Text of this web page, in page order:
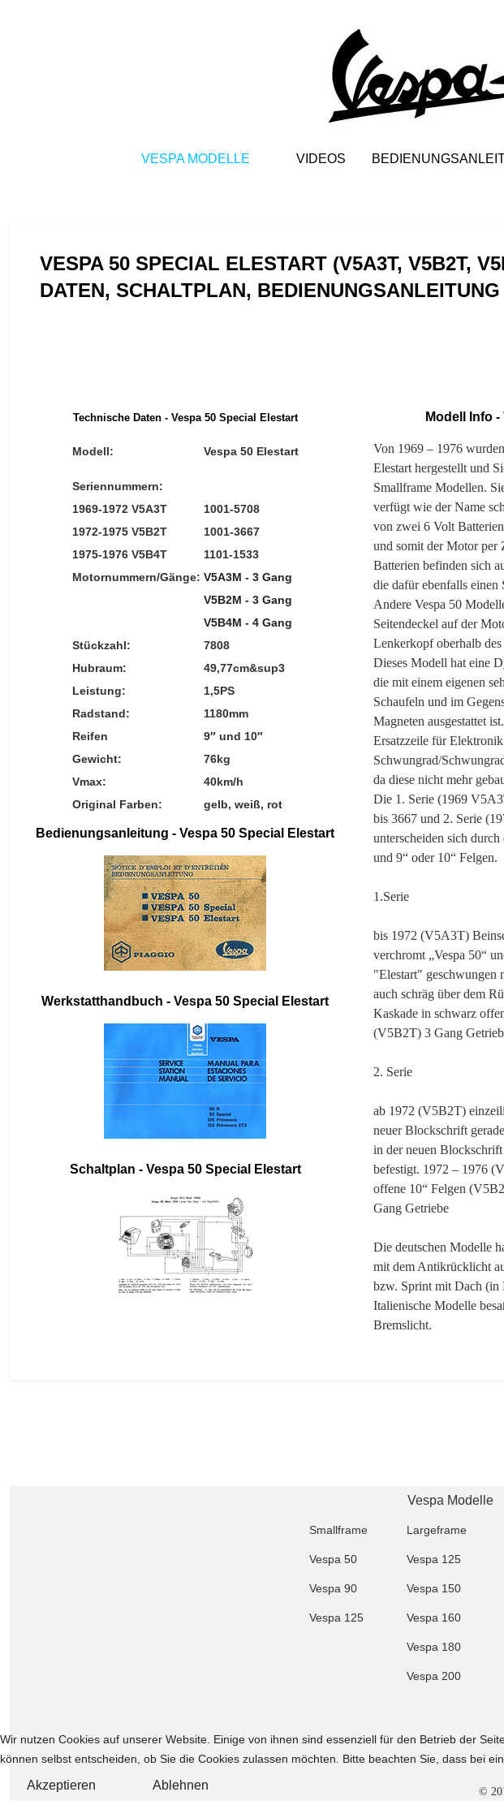
VESPA MODELLE VIDEOS
VESPA 50 SPECIAL ELESTART (V5A3T, V5B2T,
DATEN, SCHALTPLAN,
Technische Daten - Vespa 50 Special Elestart
Modell: Vespa 50 Elestart
Seriennummern:
1969-1972 V5A3T
1001-5708
1972-1975 V5B2T
1001-3667
1975-1976 V5B4T
1101-1533
Motornummern/Gänge: V5A3M - 3 Gang
V5B2M - 3 Gang
V5B4M - 4 Gang
Stückzahl:
7808
Hubraum:
49,77cm&sup3
Leistung:
1,5PS
Radstand:
1180mm
Reifen
9″ und 10″
Gewicht:
76kg
Vmax:
40km/h
Original Farben:
gelb, weiß, rot
Bedienungsanleitung - Vespa 50 Special Elestart
Werkstatthandbuch - Vespa 50 Special Elestart
Schaltplan - Vespa 50 Special Elestart
Modell Info
Von 1969 – 1976
Elestart hergestellt und
Smallframe Modellen.
verfügt wie der Name
von zwei 6 Volt
und somit der Motor per
Batterien befinden sich
die dafür ebenfalls einen
Andere Vespa 50
Seitendeckel auf der
Lenkerkopf oberhalb
Dieses Modell hat eine
die mit einem eigenen
Schaufeln und im
Magneten ausgestattet
Ersatzzeile für
Schwungrad/
da diese nicht mehr
Die 1. Serie (1969
bis 3667 und 2. Serie
unterscheiden sich
und 9“ oder 10“ Felgen.
1.Serie
bis 1972 (V5A3T)
verchromt „Vespa 50“
"Elestart" geschwungen
auch schräg über dem
Kaskade in schwarz
(V5B2T) 3 Gang
2. Serie
ab 1972 (V5B2T)
neuer Blockschrift
in der neuen
befestigt. 1972 – 1976
offene 10“ Felgen
Gang Getriebe
Die deutschen Modelle
mit dem Antikrücklicht
bzw. Sprint mit Dach (in
Italienische Modelle
Bremslicht.
Vespa Modelle
Smallframe Largeframe
Vespa 50 Vespa 125
Vespa 90 Vespa 150
Vespa 125 Vespa 160
Vespa 180
Vespa 200
©
Wir nutzen Cookies auf unserer Website. Einige von ihnen sind essenziell für den Betrieb der
können selbst entscheiden, ob Sie die Cookies zulassen möchten. Bitte beachten Sie, dass bei
Akzeptieren Ablehnen